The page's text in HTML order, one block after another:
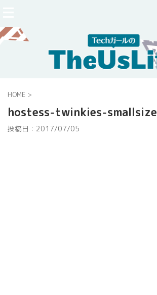
HOME >
hostess-twinkies-smallsize
投稿日： 2017/07/05